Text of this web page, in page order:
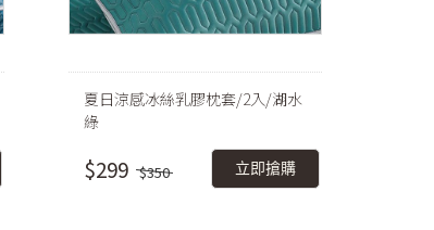
夏日涼感冰絲乳膠枕套/2入/湖水
綠
$299 $350 立即搶購